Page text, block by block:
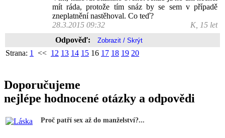
mít ráda, protože tím snáz by se sem v případě
zneplatnění nastěhoval. Co teď?
28.3.2015 09:32
K, 15 let
Odpověď:
Strana: 1 << 12 13 14 15 16 17 18 19 20
Doporučujeme
nejlépe hodnocené otázky a odpovědi
Proč patří sex až do manželství?...